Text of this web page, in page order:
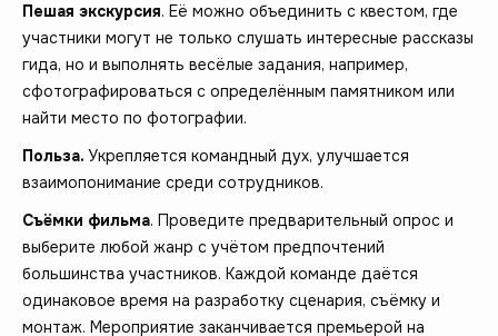
Пешая экскурсия. Её можно объединить с квестом, где
участники могут не только слушать интересные рассказы
гида, но и выполнять весёлые задания, например,
сфотографироваться с определённым памятником или
найти место по фотографии.
Польза. Укрепляется командный дух, улучшается
взаимопонимание среди сотрудников.
Съёмки фильма. Проведите предварительный опрос и
выберите любой жанр с учётом предпочтений
большинства участников. Каждой команде даётся
одинаковое время на разработку сценария, съёмку и
монтаж. Мероприятие заканчивается премьерой на